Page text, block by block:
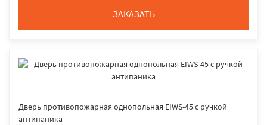
ЗАКАЗАТЬ
Дверь противопожарная однопольная EIWS-45 с ручкой
антипаника